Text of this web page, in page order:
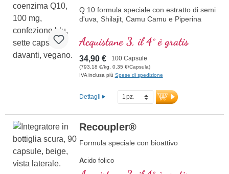
Q 10 formula speciale con estratto di semi
d'uva, Shilajit, Camu Camu e Piperina
Acquistane 3, il 4° è gratis
34,90 € 100 Capsule
(793,18 €/kg, 0,35 €/Capsula)
IVA inclusa più Spese di spedizione
Dettagli
Recoupler®
Formula speciale con bioattivo
Acido folico
Arginina